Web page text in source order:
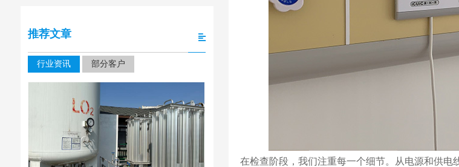
在检查阶段，我们注重每一个细节。从电源和供
推荐文章
行业资讯 部分客户